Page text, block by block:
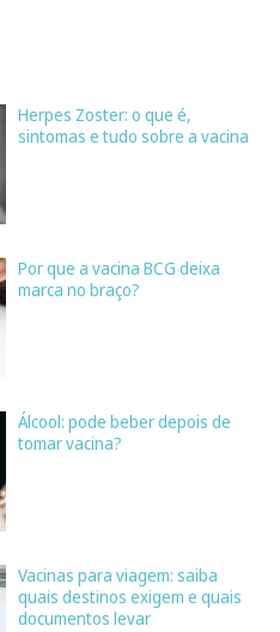
Herpes Zoster: o que é,
sintomas e tudo sobre a vacina
Por que a vacina BCG deixa
marca no braço?
Álcool: pode beber depois de
tomar vacina?
Vacinas para viagem: saiba
quais destinos exigem e quais
documentos levar